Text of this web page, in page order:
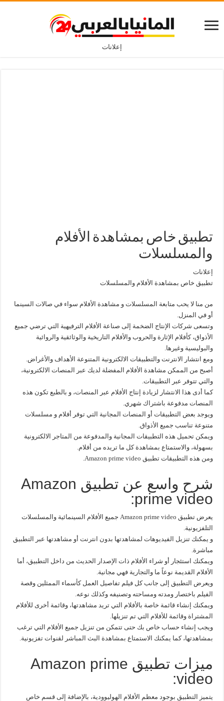
إعلانات
تطبيق خاص بمشاهدة الأفلام
والمسلسلات
إعلانات
تطبيق خاص بمشاهدة الأفلام والمسلسلات
من منا لا يحب متابعة المسلسلات و مشاهدة الأفلام سواء في صالات السينما
أو في المنزل.
وتسعى شركات الإنتاج الضخمة إلى صناعة الأفلام الترفيهية التي ترضي جميع
الأذواق، كأفلام الإثارة والحروب والأفلام التاريخية والوثائقية والروائية
والبوليسية وغيرها.
ومع انتشار الانترنت والتطبيقات الالكترونية المتنوعة الأهداف والأغراض.
أصبح من الممكن مشاهدة الأفلام المفضلة لديك عبر المنصات الالكترونية،
والتي تتوفر عبر التطبيقات.
كما أدى هذا الانتشار لزيادة إنتاج الأفلام عبر المنصات، و بالطبع تكون هذه
المنصات مدفوعة باشتراك شهري.
ويوجد بعض التطبيقات أو المنصات المجانية التي توفر أفلام و مسلسلات
متنوعة تناسب جميع الأذواق.
ويمكن تحميل هذه التطبيقات المجانية والمدفوعة من المتاجر الالكترونية
بسهولة، والاستمتاع بمشاهدة كل ما تريده من أفلام.
ومن هذه التطبيقات تطبيق Amazon prime video.
شرح واسع عن تطبيق Amazon
prime video:
يعرض تطبيق Amazon prime video جميع الأفلام السينمائية والمسلسلات
التلفزيونية.
و يمكنك تنزيل الفيديوهات لمشاهدتها بدون انترنت أو مشاهدتها عبر التطبيق
مباشرة.
ويمكنك استئجار أو شراء الأفلام ذات الإصدار الحديث من داخل التطبيق، أما
الأفلام القديمة نوعاً ما والتجارية فهي مجانية.
ويعرض التطبيق إلى جانب كل فيلم تفاصيل العمل كأسماء الممثلين وقصة
الفيلم باختصار ومدته ومساحته وتصنيفه وكذلك نوعه.
ويمكنك إنشاء قائمة خاصة بالأفلام التي تريد مشاهدتها، وقائمة أخرى للأفلام
المشتراة وقائمة للأفلام التي تم تنزيلها.
ويجب إنشاء حساب خاص بك حتى تتمكن من تنزيل جميع الأفلام التي ترغب
بمشاهدتها، كما يمكنك الاستمتاع بمشاهدة البث المباشر لقنوات تفزيونية.
ميزات تطبيق Amazon prime
video:
يتميز التطبيق بوجود معظم الأفلام الهوليوودية، بالإضافة إلى قسم خاص